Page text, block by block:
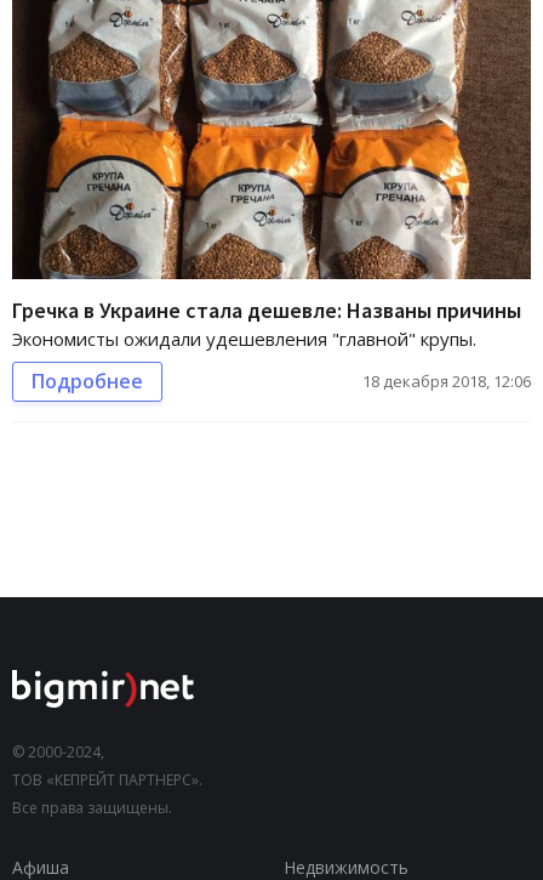
Гречка в Украине стала дешевле: Названы причины
Экономисты ожидали удешевления "главной" крупы.
Подробнее 18 декабря 2018, 12:06
© 2000-2024,
ТОВ «КЕПРЕЙТ ПАРТНЕРС».
Все права защищены.
Афиша
Недвижимость